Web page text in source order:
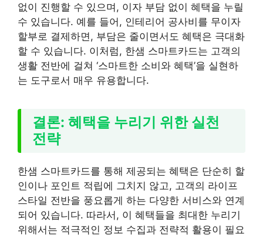
없이 진행할 수 있으며, 이자 부담 없이 혜택을 누릴
수 있습니다. 예를 들어, 인테리어 공사비를 무이자
할부로 결제하면, 부담은 줄이면서도 혜택은 극대화
할 수 있습니다. 이처럼, 한샘 스마트카드는 고객의
생활 전반에 걸쳐 ‘스마트한 소비와 혜택’을 실현하
는 도구로서 매우 유용합니다.
결론: 혜택을 누리기 위한 실천
전략
한샘 스마트카드를 통해 제공되는 혜택은 단순히 할
인이나 포인트 적립에 그치지 않고, 고객의 라이프
스타일 전반을 풍요롭게 하는 다양한 서비스와 연계
되어 있습니다. 따라서, 이 혜택들을 최대한 누리기
위해서는 적극적인 정보 수집과 전략적 활용이 필요